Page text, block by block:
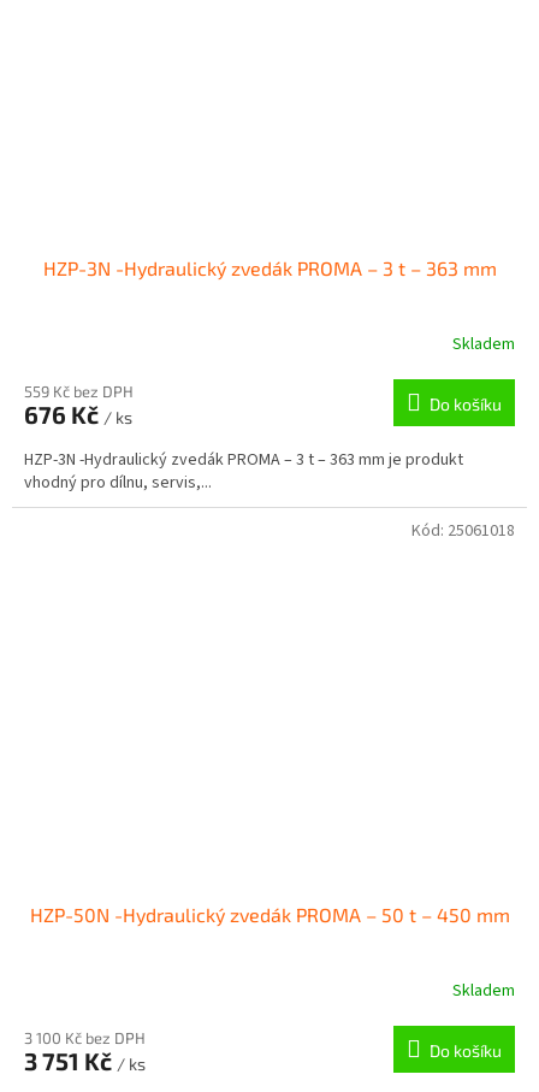
HZP-3N -Hydraulický zvedák PROMA – 3 t – 363 mm
Skladem
559 Kč bez DPH
676 Kč / ks
Do košíku
HZP-3N -Hydraulický zvedák PROMA – 3 t – 363 mm je produkt
vhodný pro dílnu, servis,...
HZP-50N -Hydraulický zvedák PROMA – 50 t – 450 mm
Skladem
3 100 Kč bez DPH
3 751 Kč / ks
Do košíku
Kód: 25061018